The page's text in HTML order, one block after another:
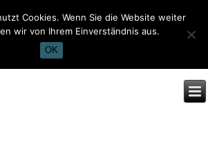
Cookies. Wenn Sie die Website weiter
wir von Ihrem Einverständnis aus.
OK